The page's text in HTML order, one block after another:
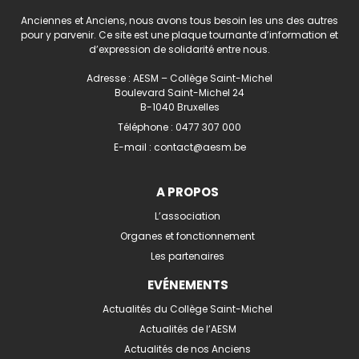
Anciennes et Anciens, nous avons tous besoin les uns des autres
pour y parvenir. Ce site est une plaque tournante d’information et
d’expression de solidarité entre nous.
Adresse : AESM – Collège Saint-Michel
Boulevard Saint-Michel 24
B-1040 Bruxelles
Téléphone : 0477 307 000
E-mail : contact@aesm.be
A PROPOS
L’association
Organes et fonctionnement
Les partenaires
EVÉNEMENTS
Actualités du Collège Saint-Michel
Actualités de l’AESM
Actualités de nos Anciens